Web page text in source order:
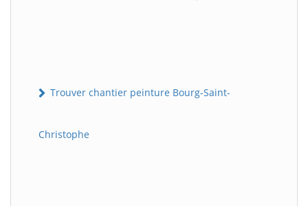
Trouver chantier peinture Bourg-Saint-
Christophe